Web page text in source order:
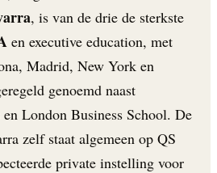
, is van de drie de sterkste
en executive education, met
Madrid, New York en
genoemd naast
London Business School. De
zelf staat algemeen op QS
private instelling voor